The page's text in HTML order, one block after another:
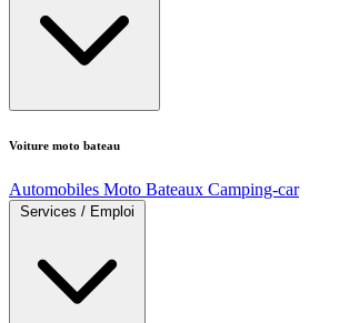
Voiture moto bateau
Automobiles Moto Bateaux Camping-car
Services / Emploi